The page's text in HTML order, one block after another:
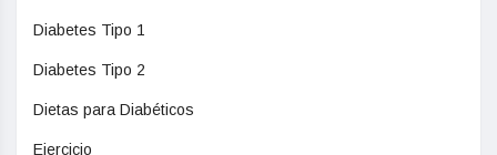
Diabetes Tipo 1
Diabetes Tipo 2
Dietas para Diabéticos
Ejercicio